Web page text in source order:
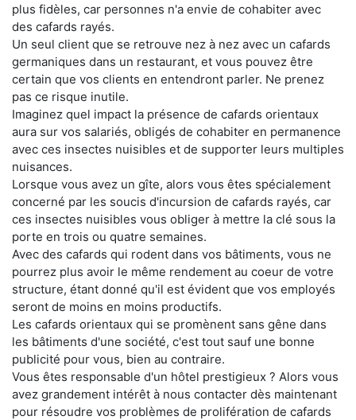
plus fidèles, car personnes n'a envie de cohabiter avec
des cafards rayés.
Un seul client que se retrouve nez à nez avec un cafards
germaniques dans un restaurant, et vous pouvez être
certain que vos clients en entendront parler. Ne prenez
pas ce risque inutile.
Imaginez quel impact la présence de cafards orientaux
aura sur vos salariés, obligés de cohabiter en permanence
avec ces insectes nuisibles et de supporter leurs multiples
nuisances.
Lorsque vous avez un gîte, alors vous êtes spécialement
concerné par les soucis d'incursion de cafards rayés, car
ces insectes nuisibles vous obliger à mettre la clé sous la
porte en trois ou quatre semaines.
Avec des cafards qui rodent dans vos bâtiments, vous ne
pourrez plus avoir le même rendement au coeur de votre
structure, étant donné qu'il est évident que vos employés
seront de moins en moins productifs.
Les cafards orientaux qui se promènent sans gêne dans
les bâtiments d'une société, c'est tout sauf une bonne
publicité pour vous, bien au contraire.
Vous êtes responsable d'un hôtel prestigieux ? Alors vous
avez grandement intérêt à nous contacter dès maintenant
pour résoudre vos problèmes de prolifération de cafards